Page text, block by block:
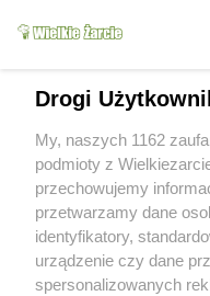
iwciaG (2018-01-26 16:10)
Lea2 (2018-01-27 00:22)
Fajnie wygląda i pewnie
dlatego i ja chętnie go
Drogi
My, naszych 1162
podmioty z
przechowujemy
przetwarzamy dane
identyfikatory,
urządzenie czy dane
spersonalizowanych